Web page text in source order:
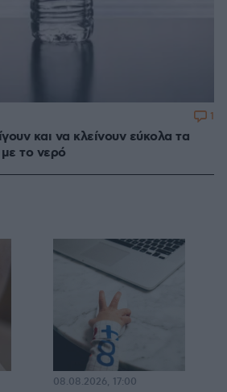
και να κλείνουν εύκολα τα
το νερό
1
08.08.2026, 17:00